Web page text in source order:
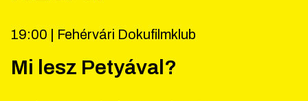
19:00 | Fehérvári Dokufilmklub
Mi lesz Petyával?